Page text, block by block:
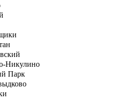
Никулино
Парк